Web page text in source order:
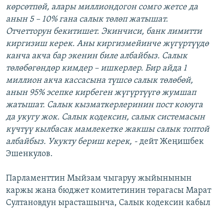
көрсөтпөй, алары миллиондогон сомго жетсе да
анын 5 – 10% гана салык төлөп жатышат.
Отчетторун бекитишет. Экинчиси, банк лимитти
киргизиш керек. Аны киргизмейинче жүгүртүүдө
канча акча бар экенин биле албайбыз. Салык
төлөбөгөндөр кимдер – ишкерлер. Бир айда 1
миллион акча кассасына түшсө салык төлөбөй,
анын 95% эсепке кирбеген жүгүртүүгө жумшап
жатышат. Салык кызматкерлеринин пост коюуга
да укугу жок. Салык кодексин, салык системасын
күчтүү кылбасак мамлекетке жакшы салык топтой
албайбыз. Укукту бериш керек, - дейт Жеңишбек
Эшенкулов.
Парламенттин Мыйзам чыгаруу жыйынынын
каржы жана бюджет комитетинин төрагасы Марат
Султановдун ырасташынча, Салык кодексин кабыл